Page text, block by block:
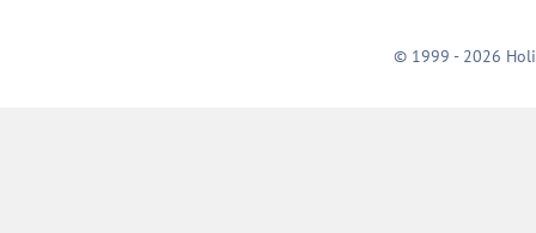
© 1999 - 2026